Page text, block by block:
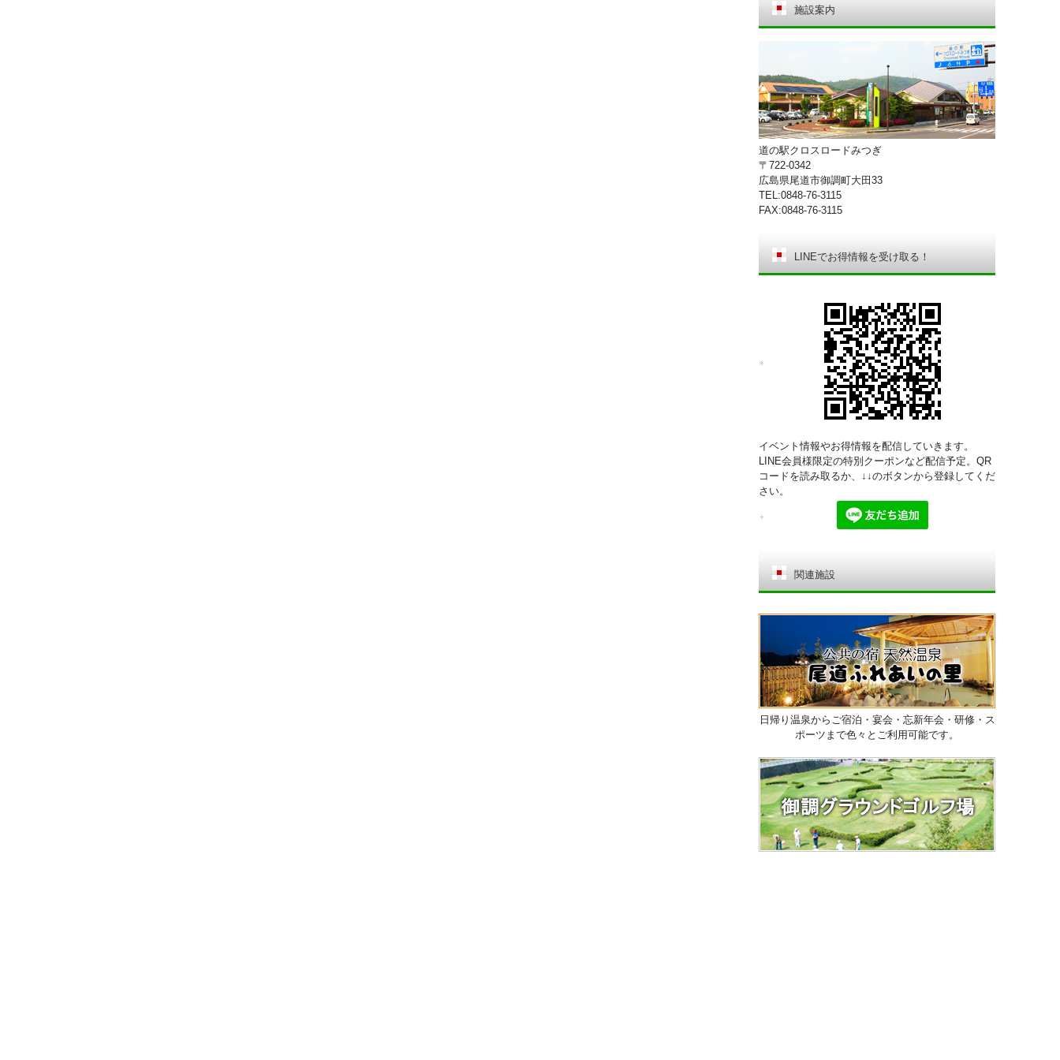
施設案内
道の駅クロスロードみつぎ
〒722-0342
広島県尾道市御調町大田33
TEL:0848-76-3115
FAX:0848-76-3115
LINEでお得情報を受け取る！
イベント情報やお得情報を配信していきます。
LINE会員様限定の特別クーポンなど配信予定。QR
コードを読み取るか、↓↓のボタンから登録してくだ
さい。
関連施設
日帰り温泉からご宿泊・宴会・忘新年会・研修・ス
ポーツまで色々とご利用可能です。